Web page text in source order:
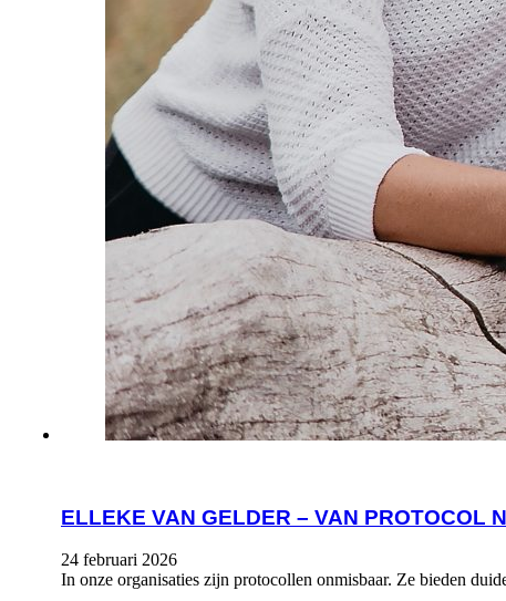
ELLEKE VAN GELDER – VAN PROTOCOL
24 februari 2026
In onze organisaties zijn protocollen onmisbaar. Ze bieden